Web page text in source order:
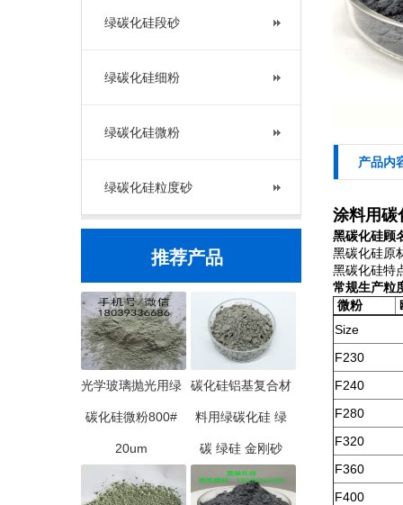
绿碳化硅段砂
绿碳化硅细粉
绿碳化硅微粉
绿碳化硅粒度砂
推荐产品
光学玻璃抛光用绿
碳化硅微粉800#
20um
碳化硅铝基复合材
料用绿碳化硅 绿
碳 绿硅 金刚砂
产品内
涂料用碳
黑碳化硅顾
黑碳化硅原
黑碳化硅特
常规生产粒
微粉
Size
F230
F240
F280
F320
F360
F400